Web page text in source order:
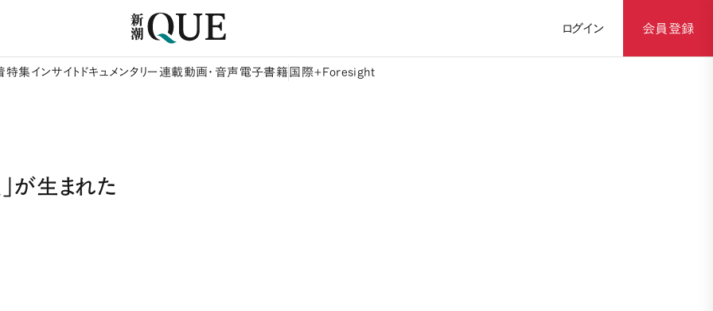
ログイン 会員登録
特集 インサイト ドキュメンタリー 連載動画・音声 電子書籍 国際+Foresight
が生まれた